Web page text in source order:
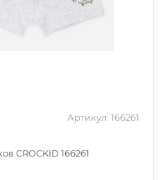
Артикул: 166261
CROCKID 166261